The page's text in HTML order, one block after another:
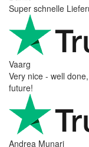
Richard Möckel
Super Support!
Feuer bei der
wurde. Der Support
Hanna
Def recommend!
scared ordering
one is 100% solid ...